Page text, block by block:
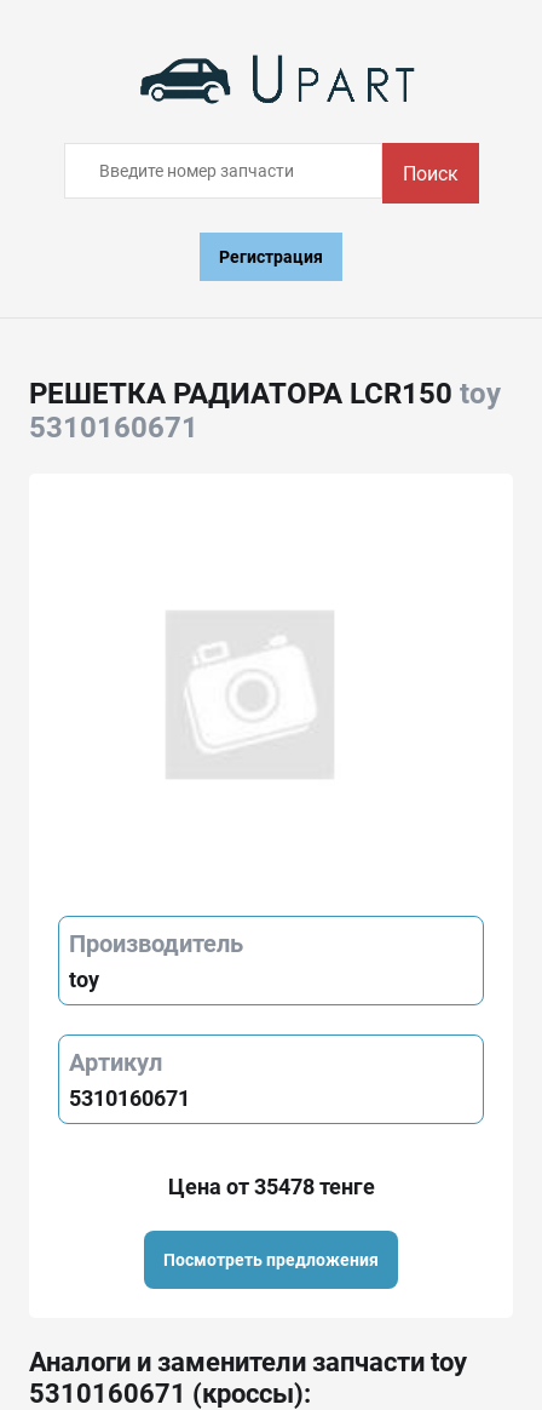
Поиск
Регистрация
РЕШЕТКА РАДИАТОРА LCR150 toy
5310160671
Производитель
toy
Артикул
5310160671
Цена от 35478 тенге
Посмотреть предложения
Аналоги и заменители запчасти toy
5310160671 (кроссы):